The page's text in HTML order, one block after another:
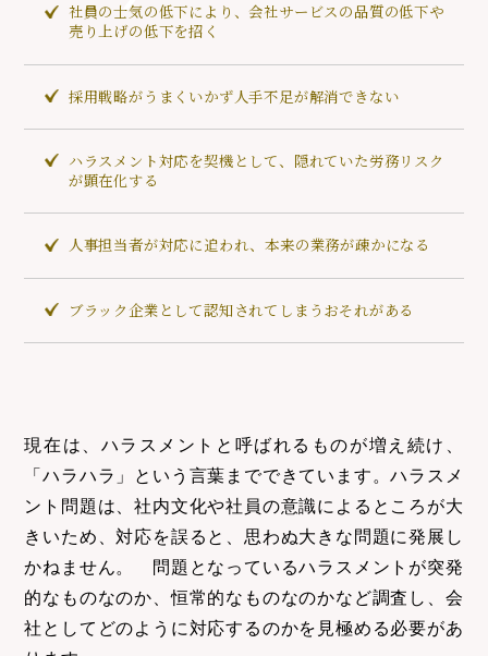
社員の士気の低下により、会社サービスの品質の低下や
売り上げの低下を招く
採用戦略がうまくいかず人手不足が解消できない
ハラスメント対応を契機として、隠れていた労務リスク
が顕在化する
人事担当者が対応に追われ、本来の業務が疎かになる
ブラック企業として認知されてしまうおそれがある
現在は、ハラスメントと呼ばれるものが増え続け、
「ハラハラ」という言葉までできています。ハラスメ
ント問題は、社内文化や社員の意識によるところが大
きいため、対応を誤ると、思わぬ大きな問題に発展し
かねません。 問題となっているハラスメントが突発
的なものなのか、恒常的なものなのかなど調査し、会
社としてどのように対応するのかを見極める必要があ